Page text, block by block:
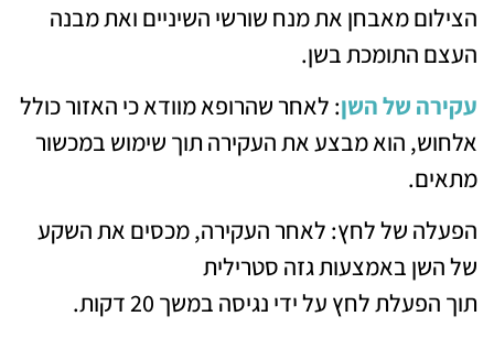
הצילום מאבחן את מנח שורשי השיניים ואת מבנה
העצם התומכת בשן.
עקירה של השן: לאחר שהרופא מוודא כי האזור כולל
אלחוש, הוא מבצע את העקירה תוך שימוש במכשור
מתאים.
הפעלה של לחץ: לאחר העקירה, מכסים את השקע
של השן באמצעות גזה סטרילית
תוך הפעלת לחץ על ידי נגיסה במשך 20 דקות.